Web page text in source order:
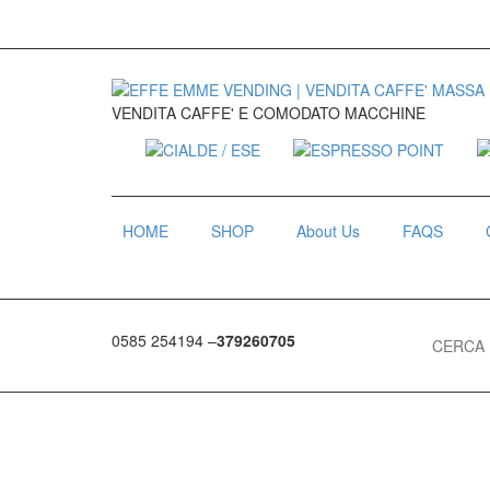
VENDITA CAFFE' E COMODATO MACCHINE
HOME SHOP About Us FAQS
0585 254194 –379260705